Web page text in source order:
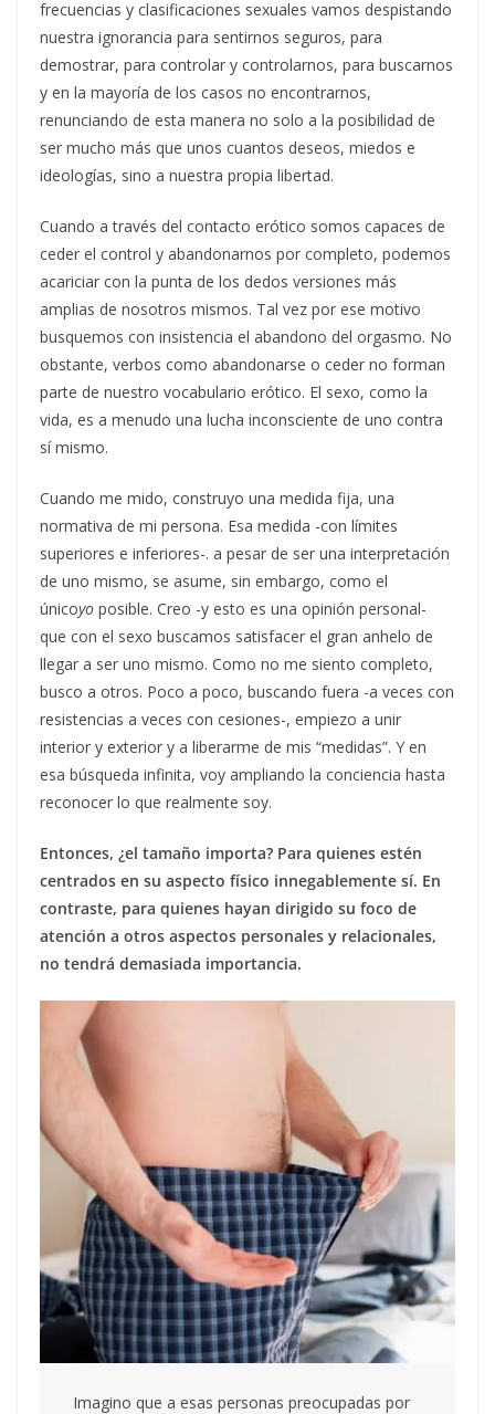
frecuencias y clasificaciones sexuales vamos despistando
nuestra ignorancia para sentirnos seguros, para
demostrar, para controlar y controlarnos, para buscarnos
y en la mayoría de los casos no encontrarnos,
renunciando de esta manera no solo a la posibilidad de
ser mucho más que unos cuantos deseos, miedos e
ideologías, sino a nuestra propia libertad.
Cuando a través del contacto erótico somos capaces de
ceder el control y abandonarnos por completo, podemos
acariciar con la punta de los dedos versiones más
amplias de nosotros mismos. Tal vez por ese motivo
busquemos con insistencia el abandono del orgasmo. No
obstante, verbos como abandonarse o ceder no forman
parte de nuestro vocabulario erótico. El sexo, como la
vida, es a menudo una lucha inconsciente de uno contra
sí mismo.
Cuando me mido, construyo una medida fija, una
normativa de mi persona. Esa medida -con límites
superiores e inferiores-. a pesar de ser una interpretación
de uno mismo, se asume, sin embargo, como el
únicoyo posible. Creo -y esto es una opinión personal-
que con el sexo buscamos satisfacer el gran anhelo de
llegar a ser uno mismo. Como no me siento completo,
busco a otros. Poco a poco, buscando fuera -a veces con
resistencias a veces con cesiones-, empiezo a unir
interior y exterior y a liberarme de mis “medidas”. Y en
esa búsqueda infinita, voy ampliando la conciencia hasta
reconocer lo que realmente soy.
Entonces, ¿el tamaño importa? Para quienes estén
centrados en su aspecto físico innegablemente sí. En
contraste, para quienes hayan dirigido su foco de
atención a otros aspectos personales y relacionales,
no tendrá demasiada importancia.
Imagino que a esas personas preocupadas por